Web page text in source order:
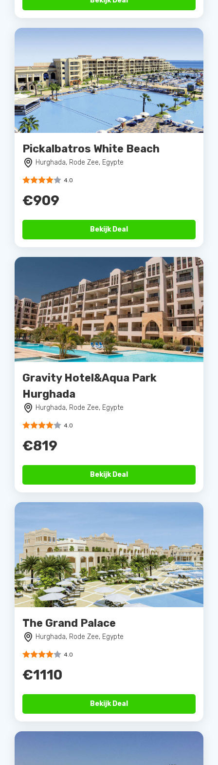
Pickalbatros White Beach
Hurghada, Rode Zee, Egypte
4.0
€909
Bekijk Deal
Gravity Hotel&Aqua Park
Hurghada
Hurghada, Rode Zee, Egypte
4.0
€819
Bekijk Deal
The Grand Palace
Hurghada, Rode Zee, Egypte
4.0
€1110
Bekijk Deal